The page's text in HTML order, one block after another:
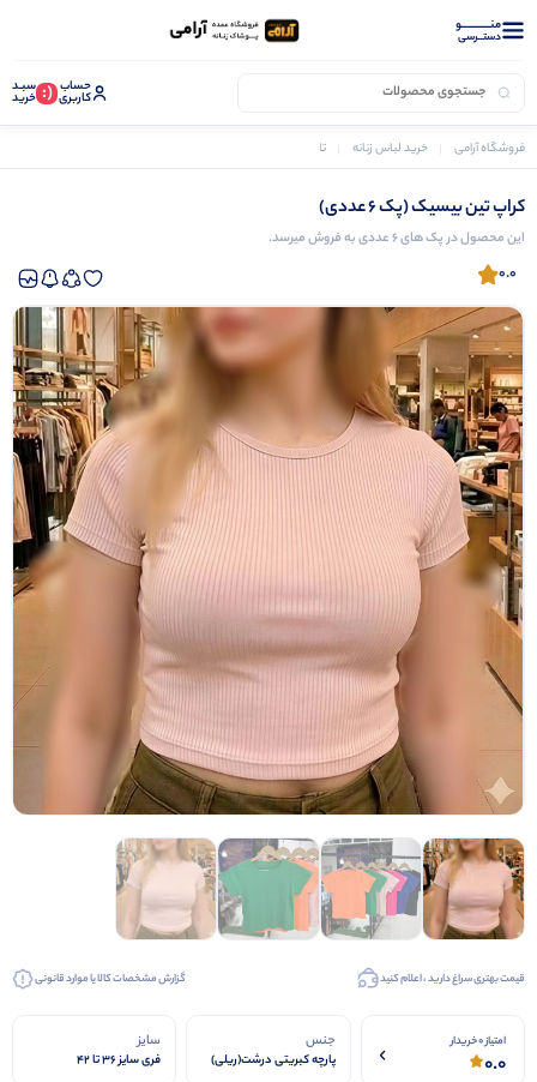
منــــــــــــو
دستــرسی
حساب
کاربری (: سبـد
خرید
فروشگاه آرامی خرید لباس زنانه تاپ و نیم تنه زنانه
کراپ تین بیسیک (پک 6 عددی)
این محصول در پک های 6 عددی به فروش میرسد.
0.0
قیمت بهتری سراغ دارید ، اعلام کنید گزارش مشخصات کالا یا موارد قانونی
امتیاز 0 خریدار
0.0
جنس
پارچه کبریتی درشت(ریلی)
سایز
فری سایز 36 تا 42